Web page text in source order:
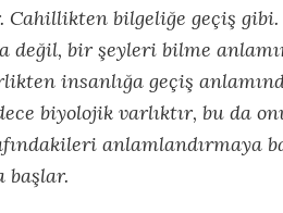
Cahillikten bilgeliğe geçiş
değil, bir şeyleri bilme
insanlığa geçiş
biyolojik varlıktır, bu da
anlamlandırmaya
başlar.